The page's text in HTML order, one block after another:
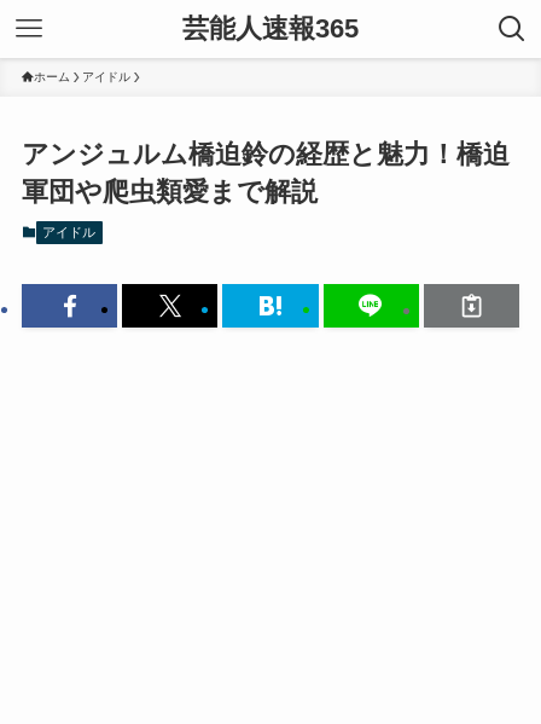
芸能人速報365
ホーム アイドル
アンジュルム橋迫鈴の経歴と魅力！橋迫
軍団や爬虫類愛まで解説
アイドル